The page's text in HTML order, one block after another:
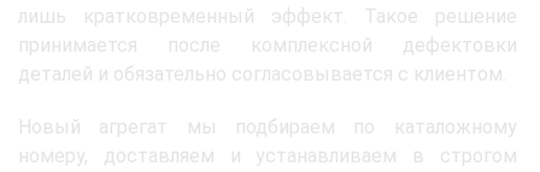
лишь кратковременный эффект. Такое решение
принимается после комплексной дефектовки
деталей и обязательно согласовывается с клиентом.
Новый агрегат мы подбираем по каталожному
номеру, доставляем и устанавливаем в строгом